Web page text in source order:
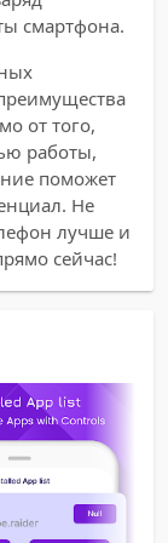
смартфона.
от того,
работы,
поможет
Не
лучше и
сейчас!